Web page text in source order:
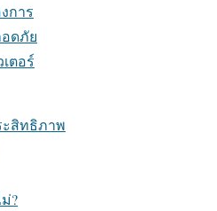
การ
อดภัย
ตอร์
สิทธิภาพ
?